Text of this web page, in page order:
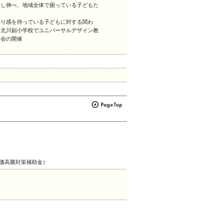
伸べ、地域全体で困っている子どもた
感を持っている子どもに対する関わ
川副小学校でユニバーサルデザイン教
の開催
騰対策補助金）